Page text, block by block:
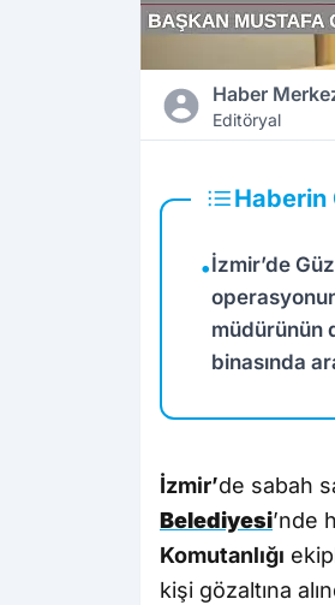
Haber
Editöryal
Haberin
•İzmir’de
müdürünün
binasında
İzmir’de sabah
Belediyesi’nde
Komutanlığı
kişi gözaltına